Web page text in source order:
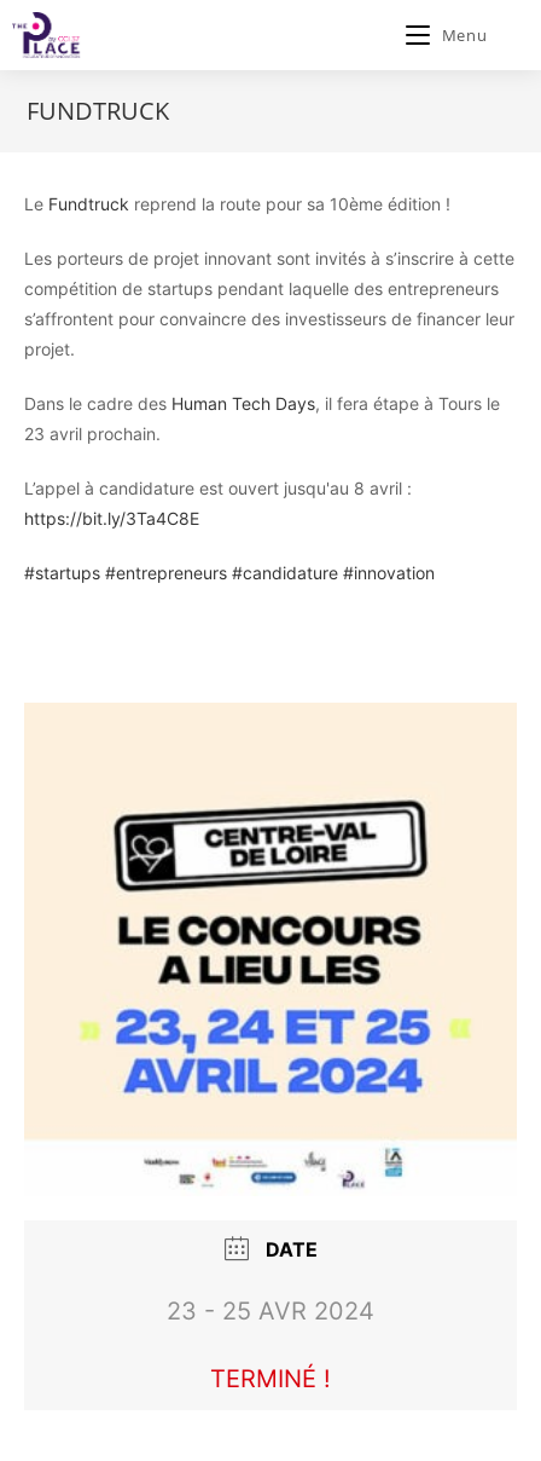
Menu
FUNDTRUCK
Le Fundtruck reprend la route pour sa 10ème édition !
Les porteurs de projet innovant sont invités à s’inscrire à cette
compétition de startups pendant laquelle des entrepreneurs
s’affrontent pour convaincre des investisseurs de financer leur
projet.
Dans le cadre des Human Tech Days, il fera étape à Tours le
23 avril prochain.
L’appel à candidature est ouvert jusqu'au 8 avril :
https://bit.ly/3Ta4C8E
#startups #entrepreneurs #candidature #innovation
DATE
23 - 25 AVR 2024
TERMINÉ !